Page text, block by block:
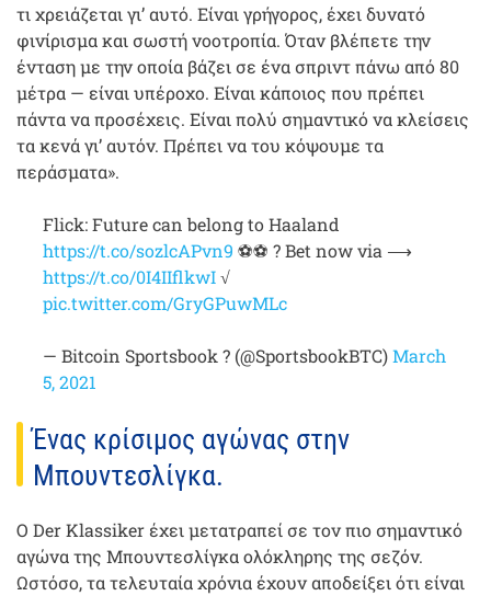
τι χρειάζεται γι’ αυτό. Είναι γρήγορος, έχει δυνατό
φινίρισμα και σωστή νοοτροπία. Όταν βλέπετε την
ένταση με την οποία βάζει σε ένα σπριντ πάνω από 80
μέτρα — είναι υπέροχο. Είναι κάποιος που πρέπει
πάντα να προσέχεις. Είναι πολύ σημαντικό να κλείσεις
τα κενά γι’ αυτόν. Πρέπει να του κόψουμε τα
περάσματα».
Flick: Future can belong to Haaland
https://t.co/sozlcAPvn9 ⚽️⚽️ ? Bet now via ⟶
https://t.co/0I4IIflkwI√
pic.twitter.com/GryGPuwMLc
— Bitcoin Sportsbook ? (@SportsbookBTC)March
5, 2021
Ένας κρίσιμος αγώνας στην
Μπουντεσλίγκα.
Ο Der Klassiker έχει μετατραπεί σε τον πιο σημαντικό
αγώνα της Μπουντεσλίγκα ολόκληρης της σεζόν.
Ωστόσο, τα τελευταία χρόνια έχουν αποδείξει ότι είναι